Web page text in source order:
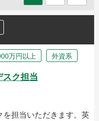
万円以上 外資系
ク担当
を担当いただきます。英